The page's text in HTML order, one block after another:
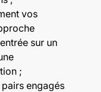
vos
sur un
;
engagés